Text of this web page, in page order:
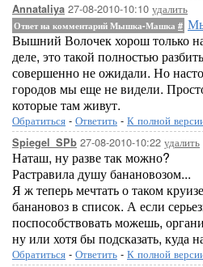
Annataliya 27-08-2010-10:10 удалить
Ответ на комментарий Мышка-Машка #
Вышний Волочек хорош только
деле, это такой полностью
совершенно не ожидали. Но
городов мы еще не видели.
которые там живут.
Обратиться - Ответить - К полной
Spiegel_SPb 27-08-2010-10:22 удалить
Наташ, ну разве так можно?
Растравила душу банановозом...
Я ж теперь мечтать о таком
банановоз в список. А если
поспособствовать можешь,
ну или хотя бы подсказать, куда
Обратиться - Ответить - К полной